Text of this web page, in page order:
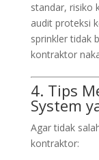
standar, risiko
audit proteksi
sprinkler tidak
kontraktor
4. Tips
System
Agar tidak
kontraktor: